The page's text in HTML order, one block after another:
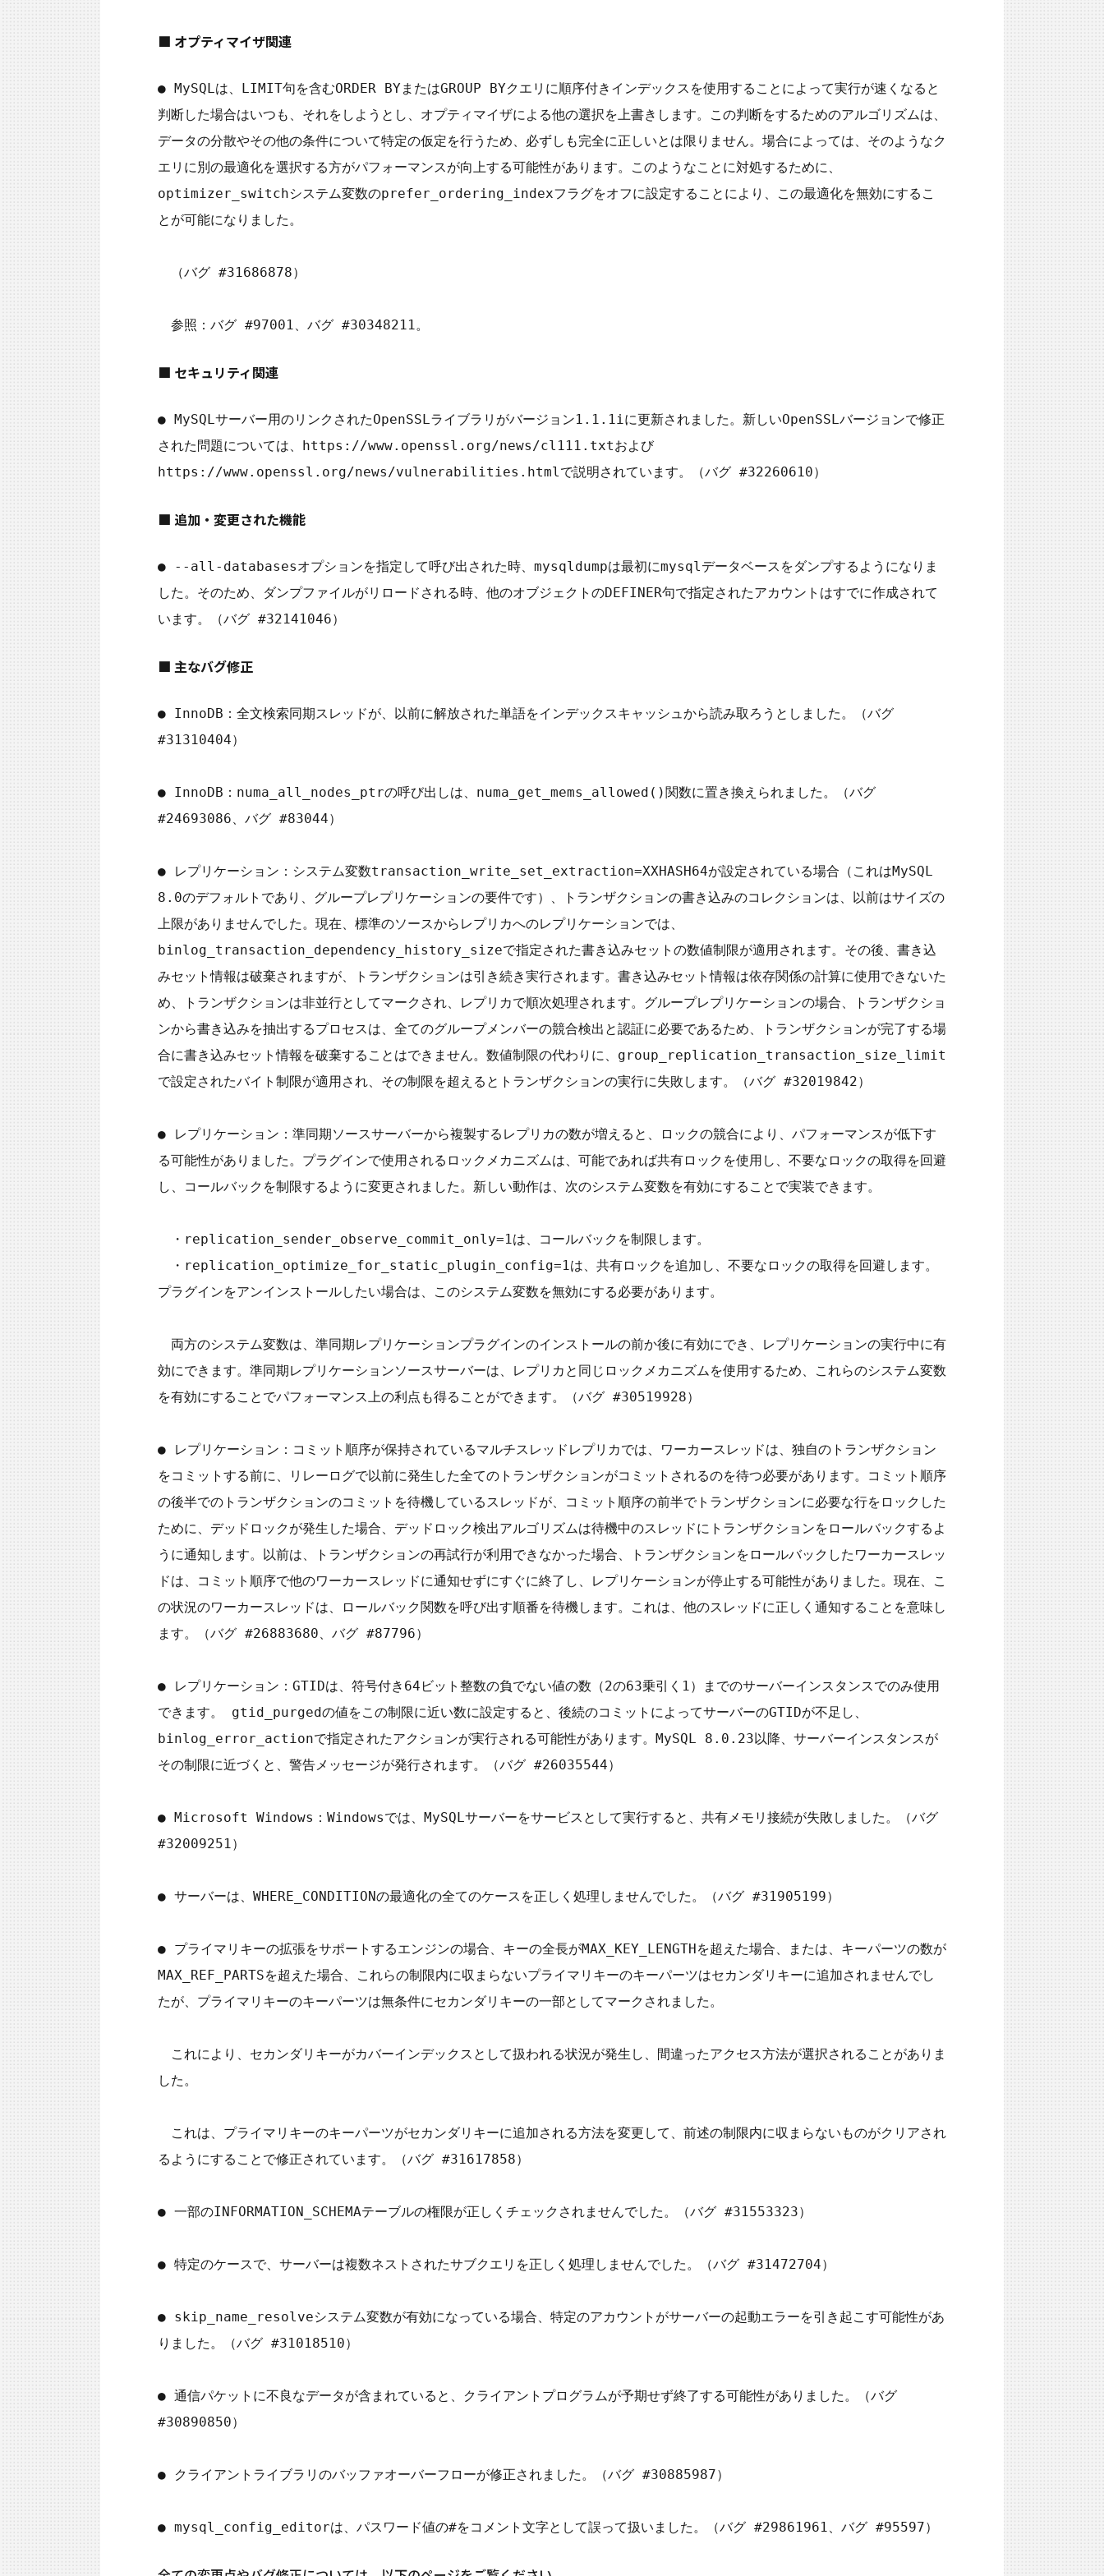
■ オプティマイザ関連
● MySQLは、LIMIT句を含むORDER BYまたはGROUP BYクエリに順序付きインデックスを使用することによって実行が速くなると
判断した場合はいつも、それをしようとし、オプティマイザによる他の選択を上書きします。この判断をするためのアルゴリズムは、
データの分散やその他の条件について特定の仮定を行うため、必ずしも完全に正しいとは限りません。場合によっては、そのようなク
エリに別の最適化を選択する方がパフォーマンスが向上する可能性があります。このようなことに対処するために、
optimizer_switchシステム変数のprefer_ordering_indexフラグをオフに設定することにより、この最適化を無効にするこ
とが可能になりました。
（バグ #31686878）
■ セキュリティ関連
● MySQLサーバー用のリンクされたOpenSSLライブラリがバージョン1.1.1iに更新されました。新しいOpenSSLバージョンで修正
された問題については、https://www.openssl.org/news/cl111.txtおよび
■ 追加・変更された機能
● --all-databasesオプションを指定して呼び出された時、mysqldumpは最初にmysqlデータベースをダンプするようになりま
した。そのため、ダンプファイルがリロードされる時、他のオブジェクトのDEFINER句で指定されたアカウントはすでに作成されて
■ 主なバグ修正
● InnoDB：全文検索同期スレッドが、以前に解放された単語をインデックスキャッシュから読み取ろうとしました。（バグ
#31310404）
● InnoDB：numa_all_nodes_ptrの呼び出しは、numa_get_mems_allowed()関数に置き換えられました。（バグ
#24693086、バグ #83044）
● レプリケーション：システム変数transaction_write_set_extraction=XXHASH64が設定されている場合（これはMySQL
8.0のデフォルトであり、グループレプリケーションの要件です）、トランザクションの書き込みのコレクションは、以前はサイズの
上限がありませんでした。現在、標準のソースからレプリカへのレプリケーションでは、
binlog_transaction_dependency_history_sizeで指定された書き込みセットの数値制限が適用されます。その後、書き込
みセット情報は破棄されますが、トランザクションは引き続き実行されます。書き込みセット情報は依存関係の計算に使用できないた
め、トランザクションは非並行としてマークされ、レプリカで順次処理されます。グループレプリケーションの場合、トランザクショ
ンから書き込みを抽出するプロセスは、全てのグループメンバーの競合検出と認証に必要であるため、トランザクションが完了する場
合に書き込みセット情報を破棄することはできません。数値制限の代わりに、group_replication_transaction_size_limit
で設定されたバイト制限が適用され、その制限を超えるとトランザクションの実行に失敗します。（バグ #32019842）
● レプリケーション：準同期ソースサーバーから複製するレプリカの数が増えると、ロックの競合により、パフォーマンスが低下す
る可能性がありました。プラグインで使用されるロックメカニズムは、可能であれば共有ロックを使用し、不要なロックの取得を回避
し、コールバックを制限するように変更されました。新しい動作は、次のシステム変数を有効にすることで実装できます。
・replication_sender_observe_commit_only=1は、コールバックを制限します。
・replication_optimize_for_static_plugin_config=1は、共有ロックを追加し、不要なロックの取得を回避します。
プラグインをアンインストールしたい場合は、このシステム変数を無効にする必要があります。
両方のシステム変数は、準同期レプリケーションプラグインのインストールの前か後に有効にでき、レプリケーションの実行中に有
効にできます。準同期レプリケーションソースサーバーは、レプリカと同じロックメカニズムを使用するため、これらのシステム変数
を有効にすることでパフォーマンス上の利点も得ることができます。（バグ #30519928）
● レプリケーション：コミット順序が保持されているマルチスレッドレプリカでは、ワーカースレッドは、独自のトランザクション
をコミットする前に、リレーログで以前に発生した全てのトランザクションがコミットされるのを待つ必要があります。コミット順序
の後半でのトランザクションのコミットを待機しているスレッドが、コミット順序の前半でトランザクションに必要な行をロックした
ために、デッドロックが発生した場合、デッドロック検出アルゴリズムは待機中のスレッドにトランザクションをロールバックするよ
うに通知します。以前は、トランザクションの再試行が利用できなかった場合、トランザクションをロールバックしたワーカースレッ
ドは、コミット順序で他のワーカースレッドに通知せずにすぐに終了し、レプリケーションが停止する可能性がありました。現在、こ
の状況のワーカースレッドは、ロールバック関数を呼び出す順番を待機します。これは、他のスレッドに正しく通知することを意味し
ます。（バグ #26883680、バグ #87796）
● レプリケーション：GTIDは、符号付き64ビット整数の負でない値の数（2の63乗引く1）までのサーバーインスタンスでのみ使用
できます。 gtid_purgedの値をこの制限に近い数に設定すると、後続のコミットによってサーバーのGTIDが不足し、
binlog_error_actionで指定されたアクションが実行される可能性があります。MySQL 8.0.23以降、サーバーインスタンスが
その制限に近づくと、警告メッセージが発行されます。（バグ #26035544）
● Microsoft Windows：Windowsでは、MySQLサーバーをサービスとして実行すると、共有メモリ接続が失敗しました。（バグ
#32009251）
● サーバーは、WHERE_CONDITIONの最適化の全てのケースを正しく処理しませんでした。（バグ #31905199）
● プライマリキーの拡張をサポートするエンジンの場合、キーの全長がMAX_KEY_LENGTHを超えた場合、または、キーパーツの数が
MAX_REF_PARTSを超えた場合、これらの制限内に収まらないプライマリキーのキーパーツはセカンダリキーに追加されませんでし
たが、プライマリキーのキーパーツは無条件にセカンダリキーの一部としてマークされました。
これにより、セカンダリキーがカバーインデックスとして扱われる状況が発生し、間違ったアクセス方法が選択されることがありま
した。
これは、プライマリキーのキーパーツがセカンダリキーに追加される方法を変更して、前述の制限内に収まらないものがクリアされ
るようにすることで修正されています。（バグ #31617858）
● 一部のINFORMATION_SCHEMAテーブルの権限が正しくチェックされませんでした。（バグ #31553323）
● 特定のケースで、サーバーは複数ネストされたサブクエリを正しく処理しませんでした。（バグ #31472704）
● skip_name_resolveシステム変数が有効になっている場合、特定のアカウントがサーバーの起動エラーを引き起こす可能性があ
りました。（バグ #31018510）
● 通信パケットに不良なデータが含まれていると、クライアントプログラムが予期せず終了する可能性がありました。（バグ
#30890850）
● クライアントライブラリのバッファオーバーフローが修正されました。（バグ #30885987）